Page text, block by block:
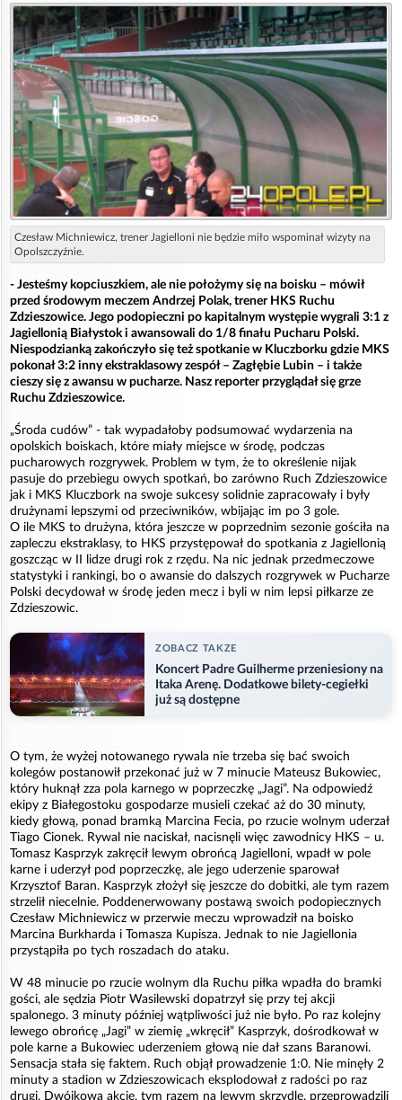
Czesław Michniewicz, trener Jagielloni nie będzie miło wspominał wizyty na
Opolszczyźnie.
- Jesteśmy kopciuszkiem, ale nie położymy się na boisku – mówił
przed środowym meczem Andrzej Polak, trener HKS Ruchu
Zdzieszowice. Jego podopieczni po kapitalnym występie wygrali 3:1 z
Jagiellonią Białystok i awansowali do 1/8 finału Pucharu Polski.
Niespodzianką zakończyło się też spotkanie w Kluczborku gdzie MKS
pokonał 3:2 inny ekstraklasowy zespół – Zagłębie Lubin – i także
cieszy się z awansu w pucharze. Nasz reporter przyglądał się grze
Ruchu Zdzieszowice.
„Środa cudów” - tak wypadałoby podsumować wydarzenia na
opolskich boiskach, które miały miejsce w środę, podczas
pucharowych rozgrywek. Problem w tym, że to określenie nijak
pasuje do przebiegu owych spotkań, bo zarówno Ruch Zdzieszowice
jak i MKS Kluczbork na swoje sukcesy solidnie zapracowały i były
drużynami lepszymi od przeciwników, wbijając im po 3 gole.
O ile MKS to drużyna, która jeszcze w poprzednim sezonie gościła na
zapleczu ekstraklasy, to HKS przystępował do spotkania z Jagiellonią
goszcząc w II lidze drugi rok z rzędu. Na nic jednak przedmeczowe
statystyki i rankingi, bo o awansie do dalszych rozgrywek w Pucharze
Polski decydował w środę jeden mecz i byli w nim lepsi piłkarze ze
Zdzieszowic.
ZOBACZ TAKZE
Koncert Padre Guilherme przeniesiony na
Itaka Arenę. Dodatkowe bilety-cegiełki
już są dostępne
O tym, że wyżej notowanego rywala nie trzeba się bać swoich
kolegów postanowił przekonać już w 7 minucie Mateusz Bukowiec,
który huknął zza pola karnego w poprzeczkę „Jagi”. Na odpowiedź
ekipy z Białegostoku gospodarze musieli czekać aż do 30 minuty,
kiedy głową, ponad bramką Marcina Fecia, po rzucie wolnym uderzał
Tiago Cionek. Rywal nie naciskał, nacisnęli więc zawodnicy HKS – u.
Tomasz Kasprzyk zakręcił lewym obrońcą Jagielloni, wpadł w pole
karne i uderzył pod poprzeczkę, ale jego uderzenie sparował
Krzysztof Baran. Kasprzyk złożył się jeszcze do dobitki, ale tym razem
strzelił niecelnie. Poddenerwowany postawą swoich podopiecznych
Czesław Michniewicz w przerwie meczu wprowadził na boisko
Marcina Burkharda i Tomasza Kupisza. Jednak to nie Jagiellonia
przystąpiła po tych roszadach do ataku.
W 48 minucie po rzucie wolnym dla Ruchu piłka wpadła do bramki
gości, ale sędzia Piotr Wasilewski dopatrzył się przy tej akcji
spalonego. 3 minuty później wątpliwości już nie było. Po raz kolejny
lewego obrońcę „Jagi” w ziemię „wkręcił” Kasprzyk, dośrodkował w
pole karne a Bukowiec uderzeniem głową nie dał szans Baranowi.
Sensacja stała się faktem. Ruch objął prowadzenie 1:0. Nie minęły 2
minuty a stadion w Zdzieszowicach eksplodował z radości po raz
drugi. Dwójkową akcję, tym razem na lewym skrzydle, przeprowadzili